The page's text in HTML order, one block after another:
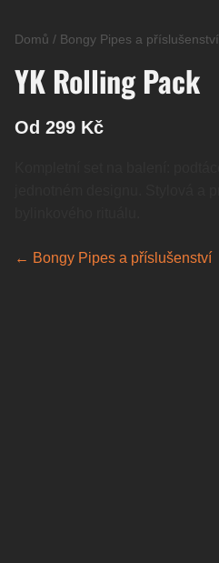
Domů / Bongy Pipes a příslušenství
YK Rolling Pack
Od 299 Kč
← Bongy Pipes a příslušenství